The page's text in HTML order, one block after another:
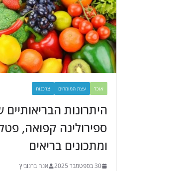
אוכל עצת המומחים צרכנות
היתרונות הבריאותיים
ספירולינה קפואה,
ומתכונים בריאים
30 בספטמבר 2025 אנה ברנוביץ